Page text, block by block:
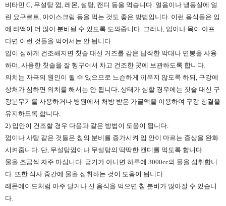
비타민 C, 무설탕 껌, 레몬, 설탕, 캔디 등을 먹습니다. 얼음이나 냉동실에 얼
린 요구르트, 아이스크림 등을 먹는 것도 좋은 방법입니다. 이런 음식들은 입
에 타액이 더 많이 분비될 수 있도록 도와줍니다. 그러나, 입이나 목이 아프
다면 이런 것들을 먹어서는 안 됩니다.
입이 심하게 건조해지면 칫솔 대신 거즈를 감은 납작한 막대나 면봉을 사용
하며, 사용한 칫솔을 잘 헹구어서 차고 건조한 곳에 보관하도록 합니다.
의치는 자극의 원인이 될 수 있으므로 느슨하게 끼우지 않도록 하되, 구강에
상처가 심하면 의치를 해서는 안 됩니다. 상태가 심할 경우에는 칫솔 대신 구
강분무기를 사용하거나 병원에서 처방 받은 가글액을 이용하여 구강 청결을
유지하도록 합니다.
2) 입안이 건조할 경우 다음과 같은 방법이 도움이 됩니다.
껌이나 사탕 같은 것들은 침의 분비를 증가시켜 입 안이 마르는 증상을 완화
시켜줍니다. 단, 무설탕껌이나 무설탕의 딱딱한 캔디를 먹도록 합니다.
물을 조금씩 자주 마십니다. 금기가 아니면 하루에 3000cc의 물을 섭취합니
다. 또한 식사 중간에 물을 섭취하는 것이 도움이 됩니다.
레몬에이드처럼 아주 달거나 신 음식을 먹으면 침 분비가 많아질 수 있습니
다.